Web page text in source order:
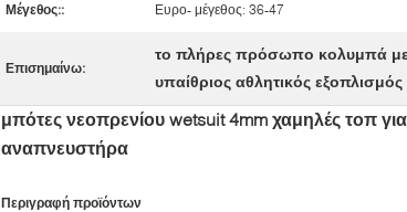
Μέγεθος:: Ευρο- μέγεθος: 36-47
Επισημαίνω:
το πλήρες πρόσωπο κολυμπά
υπαίθριος αθλητικός
μπότες νεοπρενίου wetsuit 4mm χαμηλές τοπ
αναπνευστήρα
Περιγραφή προϊόντων